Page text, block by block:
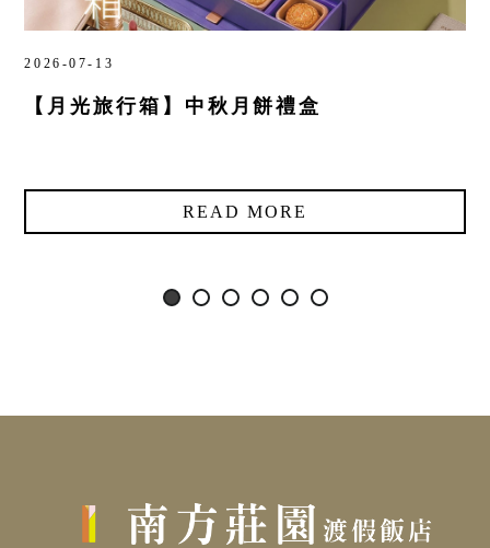
2026-07-13
【月光旅行箱】中秋月餅禮盒
READ MORE